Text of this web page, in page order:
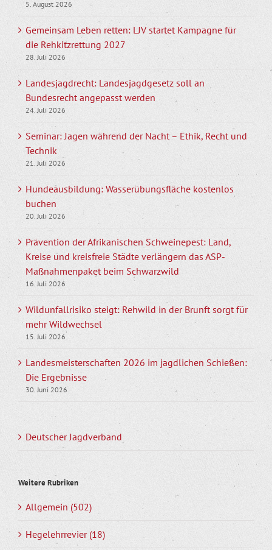
5. August 2026
Gemeinsam Leben retten: LJV startet Kampagne für
die Rehkitzrettung 2027
28. Juli 2026
Landesjagdrecht: Landesjagdgesetz soll an
Bundesrecht angepasst werden
24. Juli 2026
Seminar: Jagen während der Nacht – Ethik, Recht und
Technik
21. Juli 2026
Hundeausbildung: Wasserübungsfläche kostenlos
buchen
20. Juli 2026
Prävention der Afrikanischen Schweinepest: Land,
Kreise und kreisfreie Städte verlängern das ASP-
Maßnahmenpaket beim Schwarzwild
16. Juli 2026
Wildunfallrisiko steigt: Rehwild in der Brunft sorgt für
mehr Wildwechsel
15. Juli 2026
Landesmeisterschaften 2026 im jagdlichen Schießen:
Die Ergebnisse
30. Juni 2026
Deutscher Jagdverband
Weitere Rubriken
Allgemein (502)
Hegelehrrevier (18)